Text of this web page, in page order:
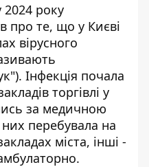
2024 року
про те, що у Києві
вірусного
Інфекція почала
торгівлі у
за медичною
перебувала на
міста, інші -